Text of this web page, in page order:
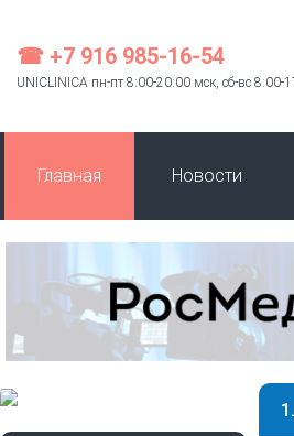
☎ +7 916 985-16-54
UNICLINICA пн-пт 8:00-20:00 мск, сб-вс 8:00-
Главная Новости